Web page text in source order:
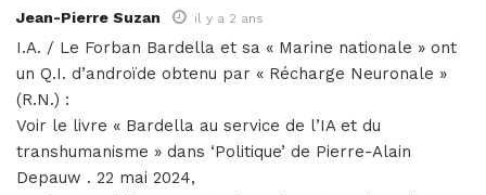
Jean-Pierre Suzan il y a 2 ans
I.A. / Le Forban Bardella et sa « Marine nationale » ont
un Q.I. d’androïde obtenu par « Récharge Neuronale »
(R.N.) :
Voir le livre « Bardella au service de l’IA et du
transhumanisme » dans ‘Politique’ de Pierre-Alain
Depauw . 22 mai 2024,